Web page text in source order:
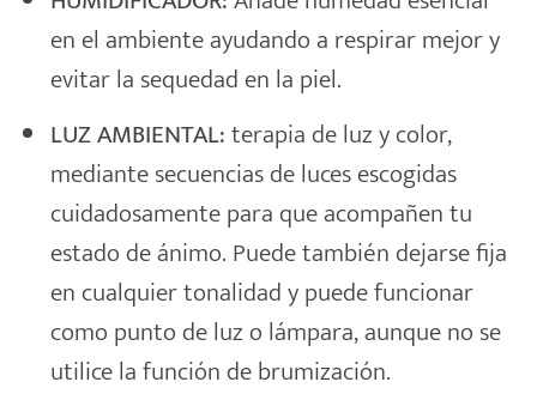
en el ambiente ayudando a respirar mejor y
evitar la sequedad en la piel.
LUZ AMBIENTAL:terapia de luz y color,
mediante secuencias de luces escogidas
cuidadosamente para que acompañen tu
estado de ánimo. Puede también dejarse fija
en cualquier tonalidad y puede funcionar
como punto de luz o lámpara, aunque no se
utilice la función de brumización.